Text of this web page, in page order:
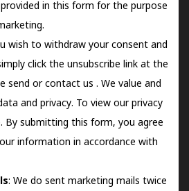
in this form for the purpose
wish to withdraw your consent and
click the unsubscribe link at the
send orcontact us . We value and
and privacy. To view our privacy
By submitting this form, you agree
information in accordance with
: We do sent marketing mails twice